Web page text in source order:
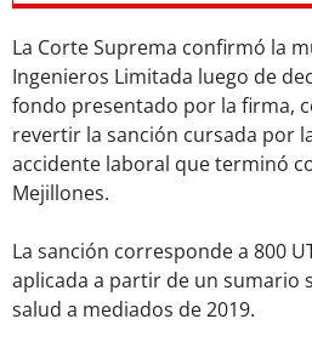
La Corte Suprema confirmó la
Ingenieros Limitada luego de
fondo presentado por la firma,
revertir la sanción cursada por
accidente laboral que terminó
Mejillones.
La sanción corresponde a 800
aplicada a partir de un
salud a mediados de 2019.